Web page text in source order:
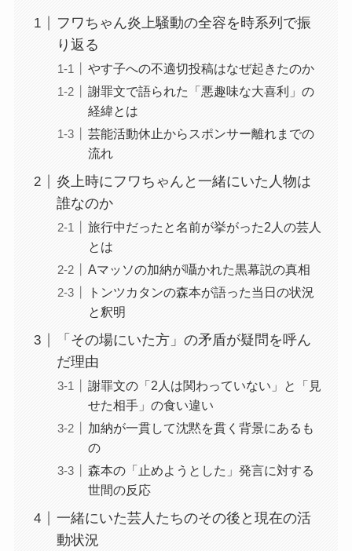
フワちゃん炎上騒動の全容を時系列で振
り返る
やす子への不適切投稿はなぜ起きたのか
謝罪文で語られた「悪趣味な大喜利」の
経緯とは
芸能活動休止からスポンサー離れまでの
流れ
炎上時にフワちゃんと一緒にいた人物は
誰なのか
旅行中だったと名前が挙がった2人の芸人
とは
Aマッソの加納が囁かれた黒幕説の真相
トンツカタンの森本が語った当日の状況
と釈明
「その場にいた方」の矛盾が疑問を呼ん
だ理由
謝罪文の「2人は関わっていない」と「見
せた相手」の食い違い
加納が一貫して沈黙を貫く背景にあるも
の
森本の「止めようとした」発言に対する
世間の反応
一緒にいた芸人たちのその後と現在の活
動状況